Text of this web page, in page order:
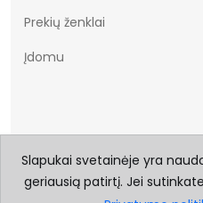
Prekių ženklai
Įdomu
© 2026 Visos teisės
Slapukai svetainėje yra
geriausią patirtį. Jei